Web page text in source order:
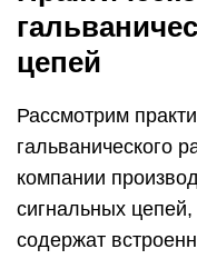
цепей
Рассмотрим
гальванического
компании
сигнальных
содержат